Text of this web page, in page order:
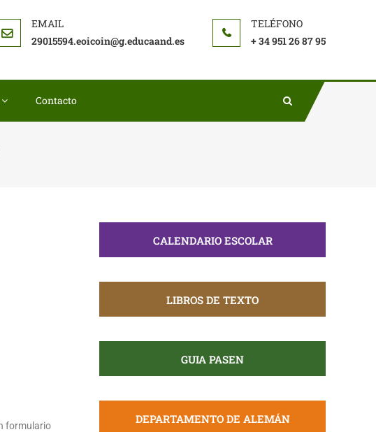
29015594.eoicoin@g.educaand.es + 34 951 26 87 95
Contacto
formulario
CALENDARIO ESCOLAR
LIBROS DE TEXTO
GUIA PASEN
DEPARTAMENTO DE ALEMÁN